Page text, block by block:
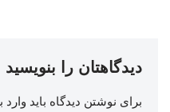
دیدگاهتان را بنویسید
برای نوشتن دیدگاه باید وارد